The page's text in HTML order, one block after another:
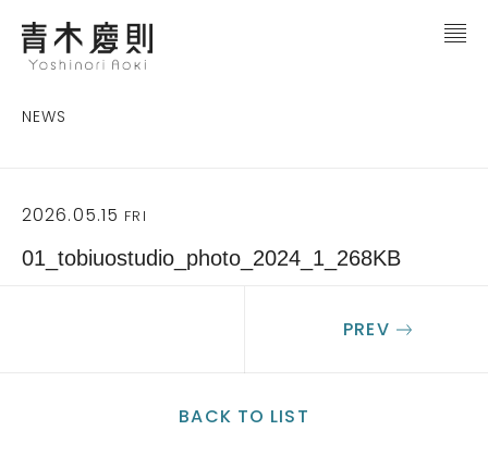
NEWS
2026.05.15 FRI
01_tobiuostudio_photo_2024_1_268KB
BACK TO LIST
PREV